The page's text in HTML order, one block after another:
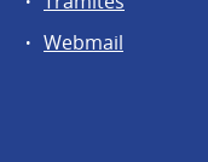
Webmail